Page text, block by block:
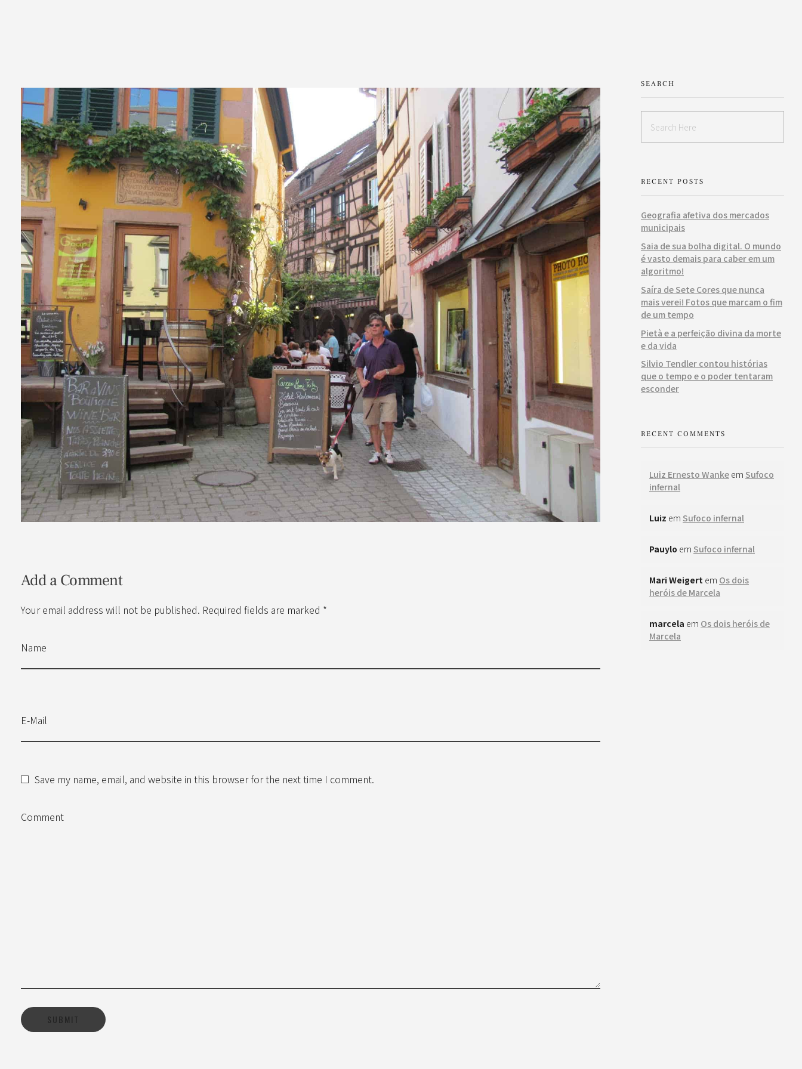
Add a Comment
Your email address will not be published. Required fields are marked *
Name
E-Mail
Save my name, email, and website in this browser for the next time I comment.
Comment
SEARCH
RECENT POSTS
Geografia afetiva dos mercados
municipais
Saia de sua bolha digital. O mundo
é vasto demais para caber em um
algoritmo!
Saíra de Sete Cores que nunca
mais verei! Fotos que marcam o fim
de um tempo
Pietà e a perfeição divina da morte
e da vida
Silvio Tendler contou histórias
que o tempo e o poder tentaram
esconder
RECENT COMMENTS
Luiz Ernesto Wanke em Sufoco
infernal
Luiz em Sufoco infernal
Pauylo em Sufoco infernal
Mari Weigert em Os dois
heróis de Marcela
marcela em Os dois heróis de
Marcela